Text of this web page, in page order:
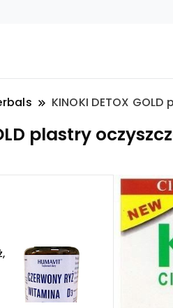
KINOKI DETOX
plastry